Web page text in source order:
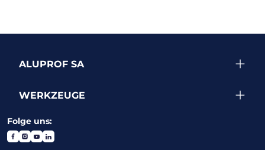
ALUPROF SA
WERKZEUGE
Folge uns: